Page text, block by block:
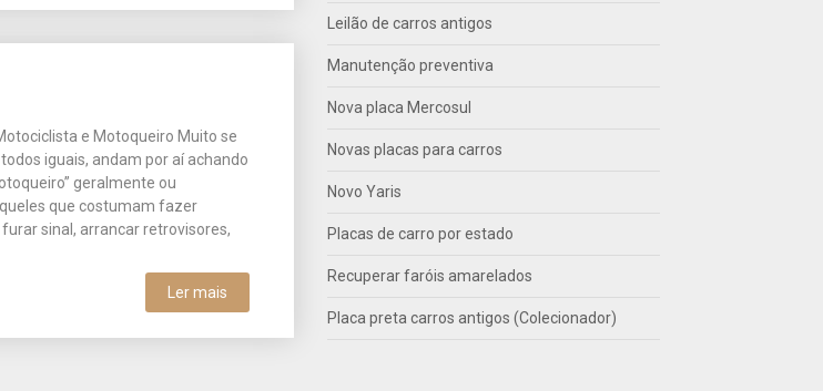
e Motoqueiro Muito se
iguais, andam por aí achando
geralmente ou
que costumam fazer
sinal, arrancar retrovisores,
Ler mais
Leilão de carros antigos
Manutenção preventiva
Nova placa Mercosul
Novas placas para carros
Novo Yaris
Placas de carro por estado
Recuperar faróis amarelados
Placa preta carros antigos (Colecionador)